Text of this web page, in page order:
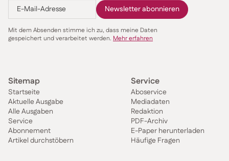
Mit dem Absenden stimme ich zu, dass meine Daten
gespeichert und verarbeitet werden. Mehr erfahren
Sitemap
Startseite
Aktuelle Ausgabe
Alle Ausgaben
Service
Abonnement
Artikel durchstöbern
Service
Aboservice
Mediadaten
Redaktion
PDF-Archiv
E-Paper herunterladen
Häufige Fragen